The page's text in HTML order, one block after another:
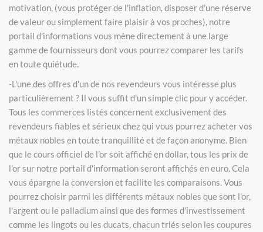
motivation, (vous protéger de l'inflation, disposer d'une réserve
de valeur ou simplement faire plaisir à vos proches), notre
portail d'informations vous mène directement à une large
gamme de fournisseurs dont vous pourrez comparer les tarifs
en toute quiétude.
-L'une des offres d'un de nos revendeurs vous intéresse plus
particulièrement ? Il vous suffit d'un simple clic pour y accéder.
Tous les commerces listés concernent exclusivement des
revendeurs fiables et sérieux chez qui vous pourrez acheter vos
métaux nobles en toute tranquillité et de façon anonyme. Bien
que le cours officiel de l'or soit affiché en dollar, tous les prix de
l'or sur notre portail d'information seront affichés en euro. Cela
vous épargne la conversion et facilite les comparaisons. Vous
pourrez choisir parmi les différents métaux nobles que sont l'or,
l'argent ou le palladium ainsi que des formes d'investissement
comme les lingots ou les ducats, chacun triés selon les coupures